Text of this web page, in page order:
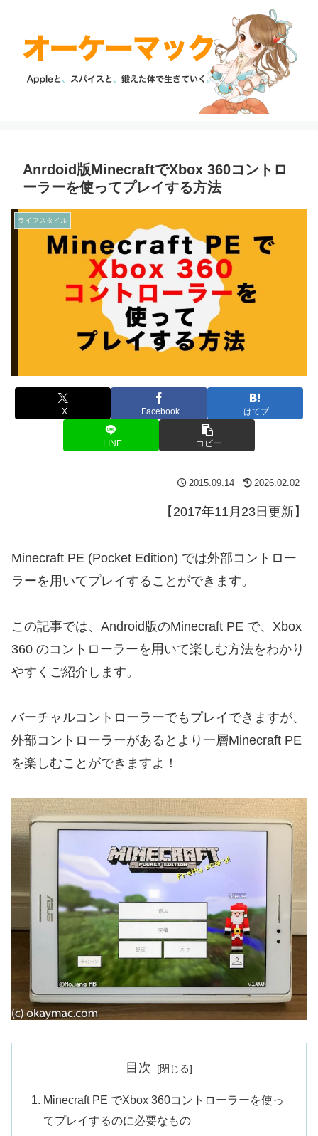
Anrdoid版MinecraftでXbox 360コントロ
ーラーを使ってプレイする方法
ライフスタイル
X Facebook はてブ
LINE コピー
2015.09.14 2026.02.02
【2017年11月23日更新】
Minecraft PE (Pocket Edition) では外部コントロー
ラーを用いてプレイすることができます。
この記事では、Android版のMinecraft PE で、Xbox
360 のコントローラーを用いて楽しむ方法をわかり
やすくご紹介します。
バーチャルコントローラーでもプレイできますが、
外部コントローラーがあるとより一層Minecraft PE
を楽しむことができますよ！
目次
Minecraft PE でXbox 360コントローラーを使っ
てプレイするのに必要なもの